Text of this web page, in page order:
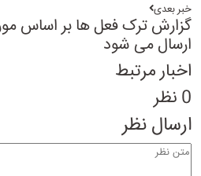
خبر بعدی
گزارش ترک فعل ها بر اساس
ارسال می شود
اخبار مرتبط
0 نظر
ارسال نظر